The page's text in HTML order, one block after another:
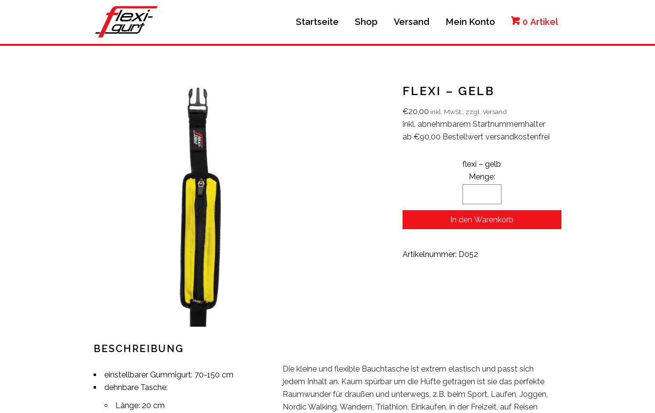
Startseite Shop Versand Mein Konto 0 Artikel
FLEXI – GELB
€20,00 inkl. MwSt., zzgl. Versand
inkl. abnehmbarem Startnummernhalter
ab €90,00 Bestellwert versandkostenfrei
flexi – gelb
Menge:
In den Warenkorb
Artikelnummer: D052
BESCHREIBUNG
einstellbarer Gummigurt: 70-150 cm
dehnbare Tasche:
Länge: 20 cm
Die kleine und flexible Bauchtasche ist extrem elastisch und passt sich
jedem Inhalt an. Kaum spürbar um die Hüfte getragen ist sie das perfekte
Raumwunder für draußen und unterwegs, z.B. beim Sport, Laufen, Joggen,
Nordic Walking, Wandern, Triathlon, Einkaufen, in der Freizeit, auf Reisen